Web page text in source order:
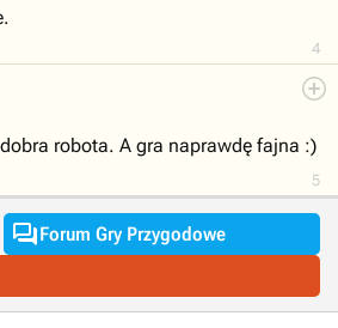
4
5
dobra robota. A gra naprawdę fajna :)
Forum Gry Przygodowe